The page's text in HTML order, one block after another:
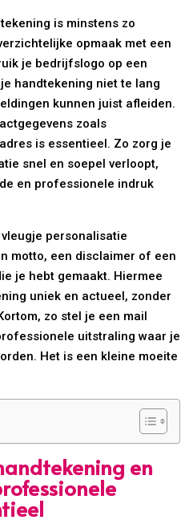
is minstens zo
opmaak met een
je bedrijfslogo op een
handtekening niet te lang
kunnen juist afleiden.
zoals
is essentieel. Zo zorg je
snel en soepel verloopt,
en professionele indruk
personalisatie
motto, een disclaimer of een
je hebt gemaakt. Hiermee
uniek en actueel, zonder
zo stel je een mail
uitstraling waar je
Het is een kleine moeite
en